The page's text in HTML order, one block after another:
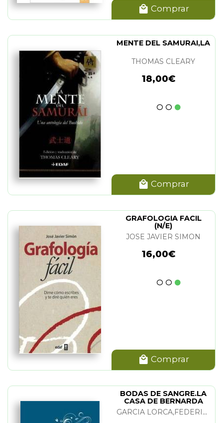
Comprar
MENTE DEL SAMURAI,LA
THOMAS CLEARY
18,00€
Comprar
GRAFOLOGIA FACIL
(N/E)
JOSE JAVIER SIMON
16,00€
Comprar
BODAS DE SANGRE.LA
CASA DE BERNARDA
ALBA
GARCIA LORCA,FEDERICO